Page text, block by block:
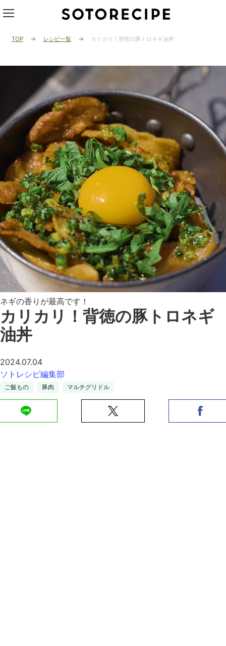
TOP レシピ一覧 カリカリ！背徳の豚トロネギ油丼
ネギの香りが最高です！
カリカリ！背徳の豚トロネギ
油丼
2024.07.04
ソトレシピ編集部
ご飯もの 豚肉 マルチグリドル